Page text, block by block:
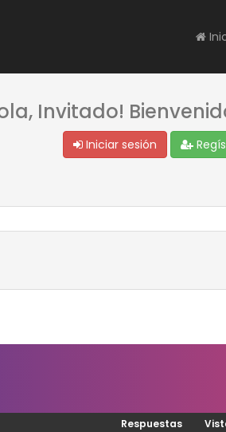
Invitado!
Iniciar sesión
Respuestas